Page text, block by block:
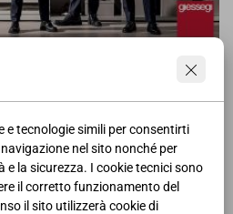
e tecnologie simili per consentirti
nel sito nonché per
la sicurezza. I cookie tecnici sono
il corretto funzionamento del
il sito utilizzerà cookie di
Il Volo e il nuovo spot da
in prima serata dal 30 maggio al 3
come il TG LA7 condotto da
Giovanni Floris, La Gabbia, Piazza
serata, durante il weekend.